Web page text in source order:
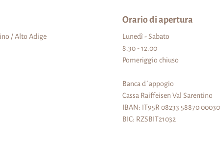
/ Alto Adige
Orario di apertura
Lunedì - Sabato
8.30 - 12.00
Pomeriggio chiuso
Banca d´appogio
Cassa Raiffeisen Val Sarentino
IBAN: IT95R 08233 58870
BIC: RZSBIT21032